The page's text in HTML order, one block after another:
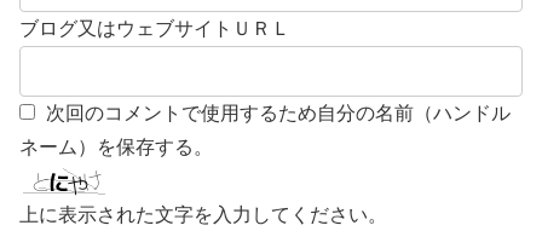
ブログ又はウェブサイトＵＲＬ
次回のコメントで使用するため自分の名前（ハンドル
ネーム）を保存する。
上に表示された文字を入力してください。